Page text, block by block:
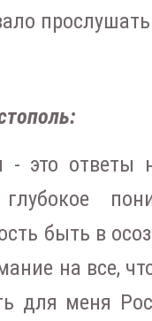
прослушать
это ответы
быть в
на все,
для меня